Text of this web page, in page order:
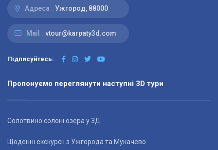
Адреса : Ужгород, 88000
Mail : vtour@karpaty3d.com
Підписуйтесь:
Пропонуємо переглянути наступні 3D тури
Солотвино солоні озера у 3Д
Щоденні екскурсії з Ужгорода та Мукачево